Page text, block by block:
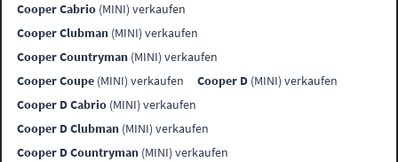
Cooper Cabrio (MINI) verkaufen
Cooper Clubman (MINI) verkaufen
Cooper Countryman (MINI) verkaufen
Cooper Coupe (MINI) verkaufen Cooper D (MINI) verkaufen
Cooper D Cabrio (MINI) verkaufen
Cooper D Clubman (MINI) verkaufen
Cooper D Countryman (MINI) verkaufen